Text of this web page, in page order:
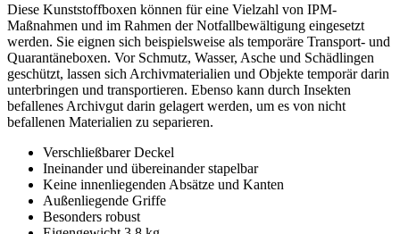
Diese Kunststoffboxen können für eine Vielzahl von IPM-
Maßnahmen und im Rahmen der Notfallbewältigung eingesetzt
werden. Sie eignen sich beispielsweise als temporäre Transport- und
Quarantäneboxen. Vor Schmutz, Wasser, Asche und Schädlingen
geschützt, lassen sich Archivmaterialien und Objekte temporär darin
unterbringen und transportieren. Ebenso kann durch Insekten
befallenes Archivgut darin gelagert werden, um es von nicht
befallenen Materialien zu separieren.
Verschließbarer Deckel
Ineinander und übereinander stapelbar
Keine innenliegenden Absätze und Kanten
Außenliegende Griffe
Besonders robust